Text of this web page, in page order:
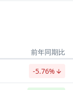
前年同期比
-5.76%